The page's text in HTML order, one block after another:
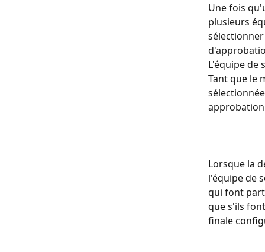
Une fois
plusieurs
L'équipe de
Tant que le
Lorsque la
l'équipe de
qui font
que s'ils
finale